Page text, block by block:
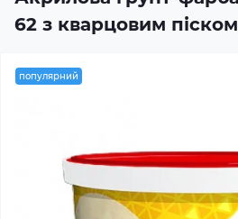
62 з кварцовим піском
популярний